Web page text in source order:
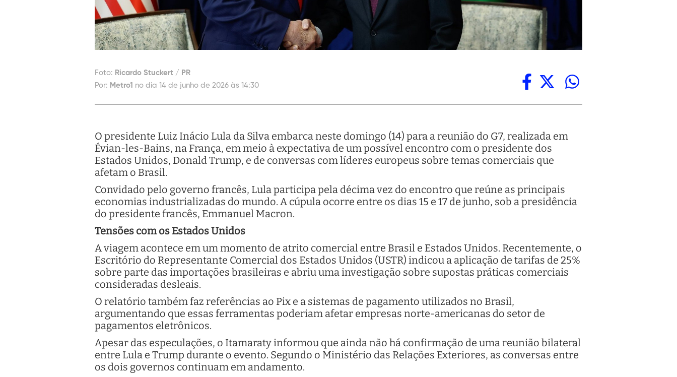
Foto: Ricardo Stuckert / PR
Por: Metro1 no dia 14 de junho de 2026 às 14:30
O presidente Luiz Inácio Lula da Silva embarca neste domingo (14) para a reunião do G7, realizada em
Évian-les-Bains, na França, em meio à expectativa de um possível encontro com o presidente dos
Estados Unidos, Donald Trump, e de conversas com líderes europeus sobre temas comerciais que
afetam o Brasil.
Convidado pelo governo francês, Lula participa pela décima vez do encontro que reúne as principais
economias industrializadas do mundo. A cúpula ocorre entre os dias 15 e 17 de junho, sob a presidência
do presidente francês, Emmanuel Macron.
Tensões com os Estados Unidos
A viagem acontece em um momento de atrito comercial entre Brasil e Estados Unidos. Recentemente, o
Escritório do Representante Comercial dos Estados Unidos (USTR) indicou a aplicação de tarifas de 25%
sobre parte das importações brasileiras e abriu uma investigação sobre supostas práticas comerciais
consideradas desleais.
O relatório também faz referências ao Pix e a sistemas de pagamento utilizados no Brasil,
argumentando que essas ferramentas poderiam afetar empresas norte-americanas do setor de
pagamentos eletrônicos.
Apesar das especulações, o Itamaraty informou que ainda não há confirmação de uma reunião bilateral
entre Lula e Trump durante o evento. Segundo o Ministério das Relações Exteriores, as conversas entre
os dois governos continuam em andamento.